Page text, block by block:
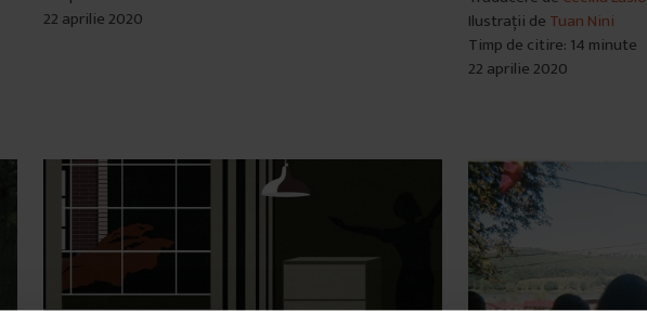
22 aprilie 2020
Ilustrații de Tuan Nini
Timp de citire: 14 minute
22 aprilie 2020